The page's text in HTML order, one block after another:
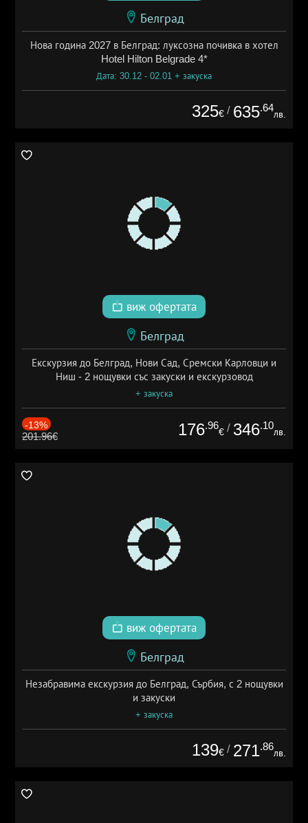
Белград
Нова година 2027 в Белград: луксозна почивка в хотел
Hotel Hilton Belgrade 4*
Дата: 30.12 - 02.01 + закуска
325€ / 635.64
лв.
виж офертата
Белград
Екскурзия до Белград, Нови Сад, Сремски Карловци и
Ниш - 2 нощувки със закуски и екскурзовод
+ закуска
-13%
201.96€ 176.96
€ / 346.10
лв.
виж офертата
Белград
Незабравима екскурзия до Белград, Сърбия, с 2 нощувки
и закуски
+ закуска
139€ / 271.86
лв.